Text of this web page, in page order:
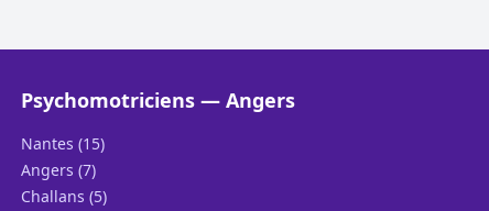
Psychomotriciens — Angers
Nantes (15)
Angers (7)
Challans (5)